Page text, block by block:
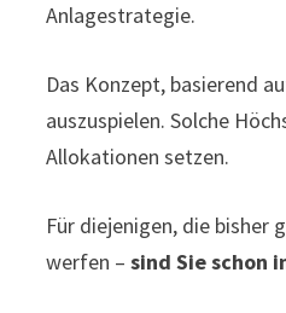
Anlagestrategie.
Das Konzept, basierend
auszuspielen. Solche
Allokationen setzen.
Für diejenigen, die bisher
werfen –sind Sie schon